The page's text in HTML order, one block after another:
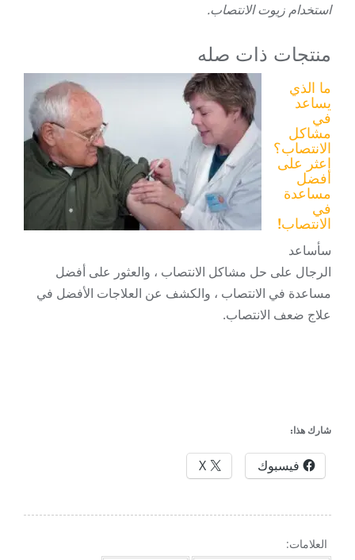
استخدام زيوت الانتصاب.
منتجات ذات صله
ما الذي
يساعد
في
مشاكل
الانتصاب؟
اعثر على
أفضل
مساعدة
في
الانتصاب!
سأساعد
الرجال على حل مشاكل الانتصاب ، والعثور على أفضل
مساعدة في الانتصاب ، والكشف عن العلاجات الأفضل في
علاج ضعف الانتصاب.
شارك هذا:
فيسبوك X
العلامات: